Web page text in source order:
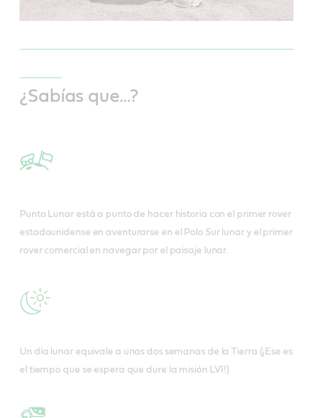
¿Sabías que…?
Punto Lunar está a punto de hacer historia con el primer rover
estadounidense en aventurarse en el Polo Sur lunar y el primer
rover comercial en navegar por el paisaje lunar.
Un día lunar equivale a unas dos semanas de la Tierra (¡Ese es
el tiempo que se espera que dure la misión LV1!)